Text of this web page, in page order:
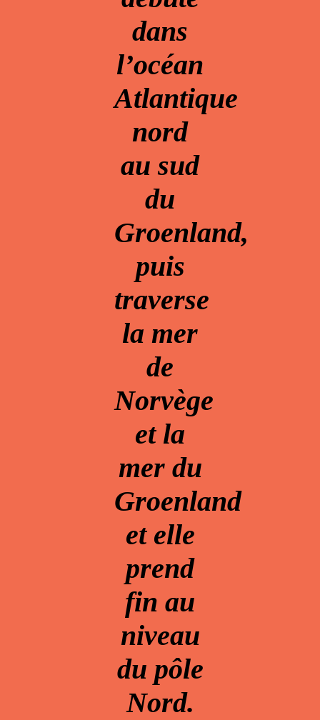
dans
l’océan
Atlantique
nord
au sud
du
Groenland,
puis
traverse
la mer
de
Norvège
et la
mer du
Groenland
et elle
prend
fin au
niveau
du pôle
Nord.